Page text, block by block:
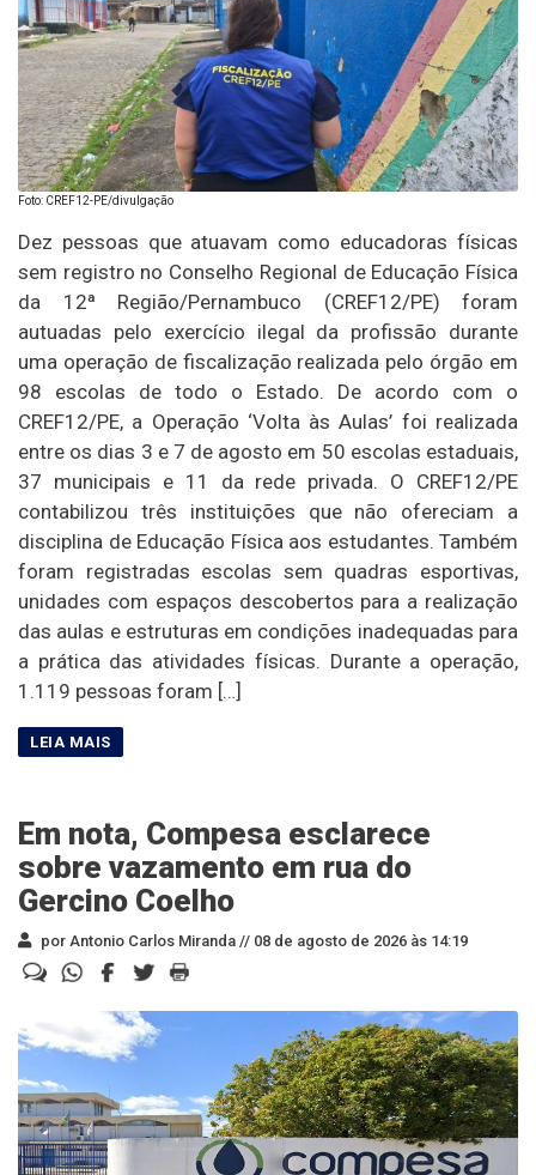
Foto: CREF12-PE/divulgação
Dez pessoas que atuavam como educadoras físicas
sem registro no Conselho Regional de Educação Física
da 12ª Região/Pernambuco (CREF12/PE) foram
autuadas pelo exercício ilegal da profissão durante
uma operação de fiscalização realizada pelo órgão em
98 escolas de todo o Estado. De acordo com o
CREF12/PE, a Operação ‘Volta às Aulas’ foi realizada
entre os dias 3 e 7 de agosto em 50 escolas estaduais,
37 municipais e 11 da rede privada. O CREF12/PE
contabilizou três instituições que não ofereciam a
disciplina de Educação Física aos estudantes. Também
foram registradas escolas sem quadras esportivas,
unidades com espaços descobertos para a realização
das aulas e estruturas em condições inadequadas para
a prática das atividades físicas. Durante a operação,
1.119 pessoas foram […]
Em nota, Compesa esclarece
sobre vazamento em rua do
Gercino Coelho
por Antonio Carlos Miranda // 08 de agosto de 2026 às 14:19